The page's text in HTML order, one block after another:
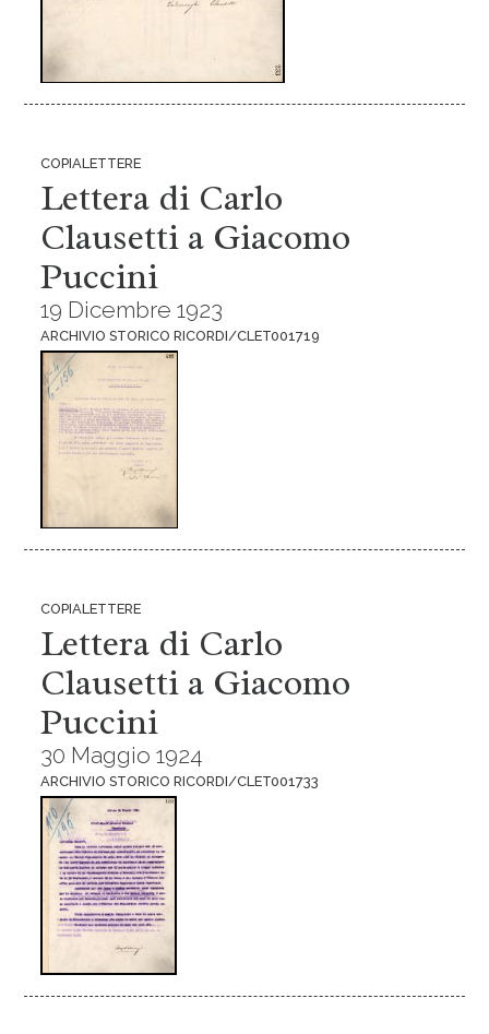
COPIALETTERE
Lettera di Carlo
Clausetti a Giacomo
Puccini
19 Dicembre 1923
ARCHIVIO STORICO RICORDI/CLET001719
COPIALETTERE
Lettera di Carlo
Clausetti a Giacomo
Puccini
30 Maggio 1924
ARCHIVIO STORICO RICORDI/CLET001733